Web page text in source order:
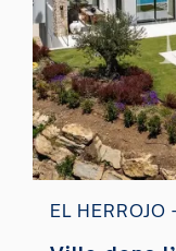
EL HERROJO